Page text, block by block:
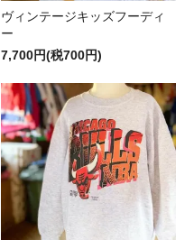
ヴィンテージキッズフーディ
ー
7,700円(税700円)